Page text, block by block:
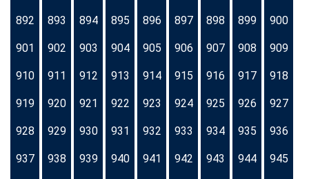
892 893 894 895 896 897 898 899 900
901 902 903 904 905 906 907 908 909
910 911 912 913 914 915 916 917 918
919 920 921 922 923 924 925 926 927
928 929 930 931 932 933 934 935 936
937 938 939 940 941 942 943 944 945